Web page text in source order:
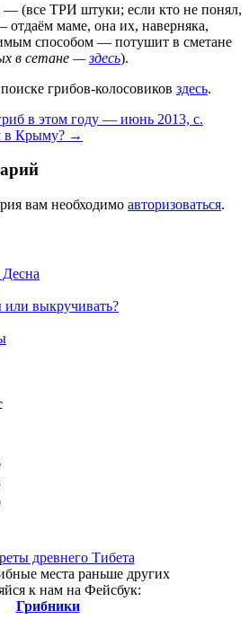
— (все ТРИ штуки; если кто не понял,
маме, она их, наверняка,
способом — потушит в сметане
в сетане —здесь).
грибов-колосовиков здесь.
в этом году — июнь 2013, с.
в Крыму? →
вам необходимо авторизоваться.
или выкручивать?
места раньше других
к нам на Фейсбук:
Грибники